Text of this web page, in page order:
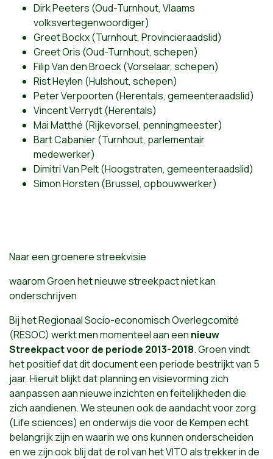
Dirk Peeters (Oud-Turnhout, Vlaams
volksvertegenwoordiger)
Greet Bockx (Turnhout, Provincieraadslid)
Greet Oris (Oud-Turnhout, schepen)
Filip Van den Broeck (Vorselaar, schepen)
Rist Heylen (Hulshout, schepen)
Peter Verpoorten (Herentals, gemeenteraadslid)
Vincent Verrydt (Herentals)
Mai Matthé (Rijkevorsel, penningmeester)
Bart Cabanier (Turnhout, parlementair
medewerker)
Dimitri Van Pelt (Hoogstraten, gemeenteraadslid)
Simon Horsten (Brussel, opbouwwerker)
Naar een groenere streekvisie
waarom Groen het nieuwe streekpact niet kan
onderschrijven
Bij het Regionaal Socio-economisch Overlegcomité
(RESOC) werkt men momenteel aan een nieuw
Streekpact voor de periode 2013-2018. Groen vindt
het positief dat dit document een periode bestrijkt van 5
jaar. Hieruit blijkt dat planning en visievorming zich
aanpassen aan nieuwe inzichten en feitelijkheden die
zich aandienen. We steunen ook de aandacht voor zorg
(Life sciences) en onderwijs die voor de Kempen echt
belangrijk zijn en waarin we ons kunnen onderscheiden
en we zijn ook blij dat de rol van het VITO als trekker in de